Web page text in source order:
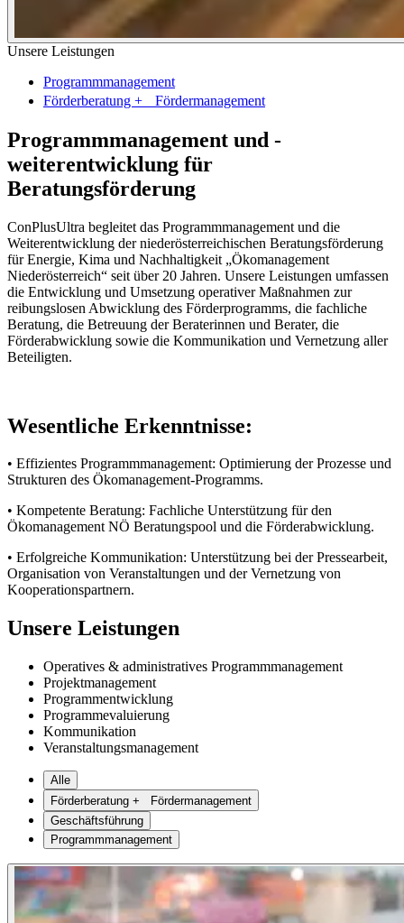
Unsere Leistungen
Programmmanagement
Förderberatung + Fördermanagement
Programmmanagement und -
weiterentwicklung für
Beratungsförderung
ConPlusUltra begleitet das Programmmanagement und die
Weiterentwicklung der niederösterreichischen Beratungsförderung
für Energie, Kima und Nachhaltigkeit „Ökomanagement
Niederösterreich“ seit über 20 Jahren. Unsere Leistungen umfassen
die Entwicklung und Umsetzung operativer Maßnahmen zur
reibungslosen Abwicklung des Förderprogramms, die fachliche
Beratung, die Betreuung der Beraterinnen und Berater, die
Förderabwicklung sowie die Kommunikation und Vernetzung aller
Beteiligten.
Wesentliche Erkenntnisse:
• Effizientes Programmmanagement: Optimierung der Prozesse und
Strukturen des Ökomanagement-Programms.
• Kompetente Beratung: Fachliche Unterstützung für den
Ökomanagement NÖ Beratungspool und die Förderabwicklung.
• Erfolgreiche Kommunikation: Unterstützung bei der Pressearbeit,
Organisation von Veranstaltungen und der Vernetzung von
Kooperationspartnern.
Unsere Leistungen
Operatives & administratives Programmmanagement
Projektmanagement
Programmentwicklung
Programmevaluierung
Kommunikation
Veranstaltungsmanagement
Alle
Förderberatung + Fördermanagement
Geschäftsführung
Programmmanagement